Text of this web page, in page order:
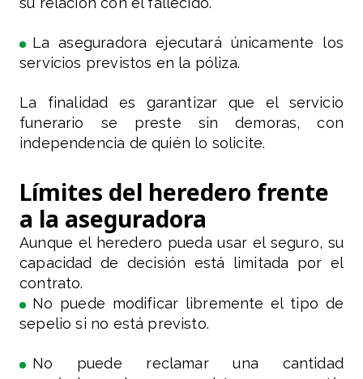
La aseguradora ejecutará únicamente los
servicios previstos en la póliza.
La finalidad es garantizar que el servicio
funerario se preste sin demoras, con
independencia de quién lo solicite.
Límites del heredero frente
a la aseguradora
Aunque el heredero pueda usar el seguro, su
capacidad de decisión está limitada por el
contrato.
No puede modificar libremente el tipo de
sepelio si no está previsto.
No puede reclamar una cantidad